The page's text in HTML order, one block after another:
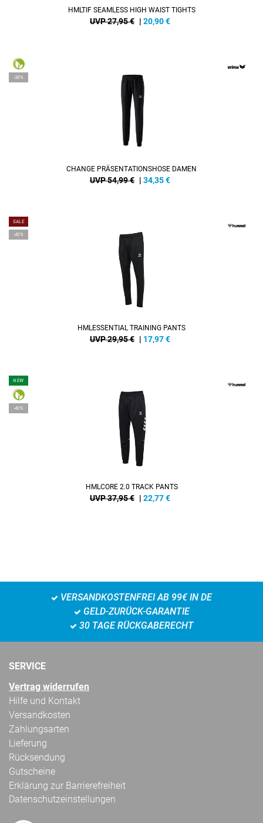
HMLTIF SEAMLESS HIGH WAIST TIGHTS
UVP 27,95 € | 20,90€
-38%
CHANGE PRÄSENTATIONSHOSE DAMEN
UVP 54,99 € | 34,35€
SALE
-40%
HMLESSENTIAL TRAINING PANTS
UVP 29,95 € | 17,97€
NEW
-40%
HMLCORE 2.0 TRACK PANTS
UVP 37,95 € | 22,77€
VERSANDKOSTENFREI AB 99€ IN DE
GELD-ZURÜCK-GARANTIE
30 TAGE RÜCKGABERECHT
SERVICE
Vertrag widerrufen
Hilfe und Kontakt
Versandkosten
Zahlungsarten
Lieferung
Rücksendung
Gutscheine
Erklärung zur Barrierefreiheit
Datenschutzeinstellungen